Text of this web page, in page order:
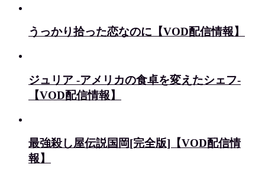
うっかり拾った恋なのに【VOD配信情報】
ジュリア -アメリカの食卓を変えたシェフ-
【VOD配信情報】
最強殺し屋伝説国岡[完全版]【VOD配信情
報】